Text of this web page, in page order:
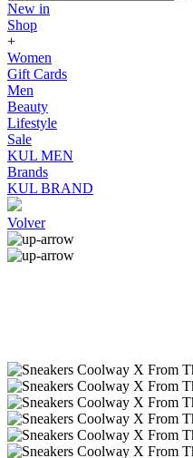
New in
Shop
+
Women
Gift Cards
Men
Beauty
Lifestyle
Sale
KUL MEN
Brands
KUL BRAND
Volver